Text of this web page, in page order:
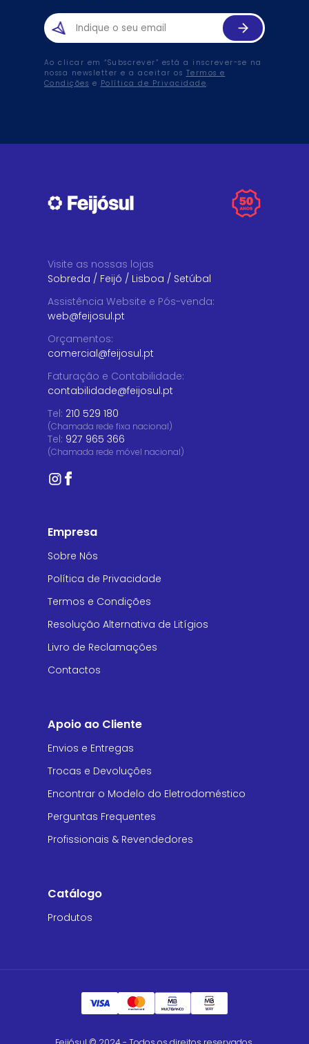
Ao clicar em “Subscrever” está a inscrever-se na
nossa newsletter e a aceitar os Termos e
Condições e Política de Privacidade.
Visite as nossas lojas
Sobreda / Feijó / Lisboa / Setúbal
Assistência Website e Pós-venda:
web@feijosul.pt
Orçamentos:
comercial@feijosul.pt
Faturação e Contabilidade:
contabilidade@feijosul.pt
Tel: 210 529 180
(Chamada rede fixa nacional)
Tel: 927 965 366
(Chamada rede móvel nacional)
Empresa
Sobre Nós
Política de Privacidade
Termos e Condições
Resolução Alternativa de Litígios
Livro de Reclamações
Contactos
Apoio ao Cliente
Envios e Entregas
Trocas e Devoluções
Encontrar o Modelo do Eletrodoméstico
Perguntas Frequentes
Profissionais & Revendedores
Catálogo
Produtos